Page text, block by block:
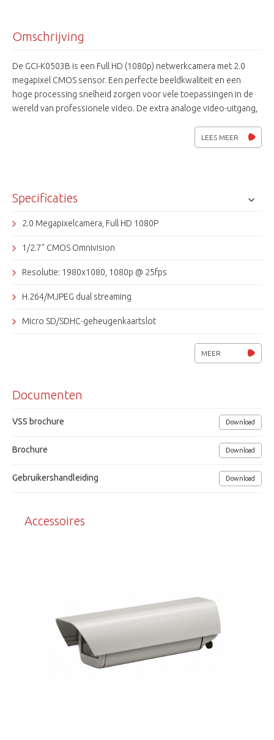
Omschrijving
De GCI-K0503B is een Full HD (1080p) netwerkcamera met 2.0
megapixel CMOS sensor. Een perfecte beeldkwaliteit en een
hoge processing snelheid zorgen voor vele toepassingen in de
wereld van professionele video. De extra analoge video-uitgang,
maken hem zeer gebruiksvriendelijk. De GCI-K0503B is in CamIQ
LEES MEER
Specificaties
2.0 Megapixelcamera, Full HD 1080P
1/2.7" CMOS Omnivision
Resolutie: 1980x1080, 1080p @ 25fps
H.264/MJPEG dual streaming
Micro SD/SDHC-geheugenkaartslot
ATW, AWB, privacy masking
IPv4, IPv6, TCP/IP, UDP, RTP, RTSP, HTTP(s), ICMP, FTP, SMTP
DHCP, PPPoE, UPnP, IGMP, 802.1X, SNMP
Voedingsspanning 12Vdc, 24Vac of PoE, 4.5W
MEER
Documenten
VSS brochure Download
Brochure Download
Gebruikershandleiding Download
Accessoires